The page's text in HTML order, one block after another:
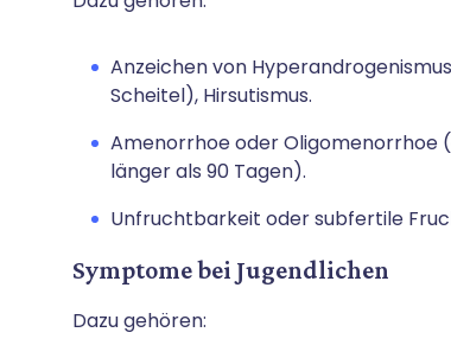
Anzeichen von
Scheitel), Hirsutismus.
Amenorrhoe oder Oligomenorrhoe
länger als 90 Tagen).
Unfruchtbarkeit oder subfertile
Symptome bei Jugendlichen
Dazu gehören: